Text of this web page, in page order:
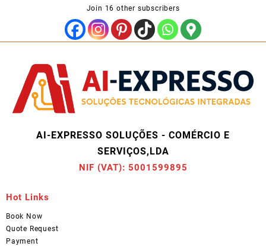
Join 16 other subscribers
AI-EXPRESSO SOLUÇÕES - COMÉRCIO E
SERVIÇOS,LDA
NIF (VAT): 5001599895
Hot Links
Book Now
Quote Request
Payment